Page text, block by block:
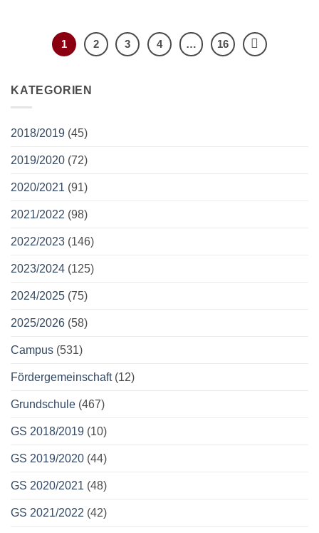
1 2 3 4 … 16
KATEGORIEN
2018/2019 (45)
2019/2020 (72)
2020/2021 (91)
2021/2022 (98)
2022/2023 (146)
2023/2024 (125)
2024/2025 (75)
2025/2026 (58)
Campus (531)
Fördergemeinschaft(12)
Grundschule (467)
GS 2018/2019 (10)
GS 2019/2020 (44)
GS 2020/2021 (48)
GS 2021/2022 (42)